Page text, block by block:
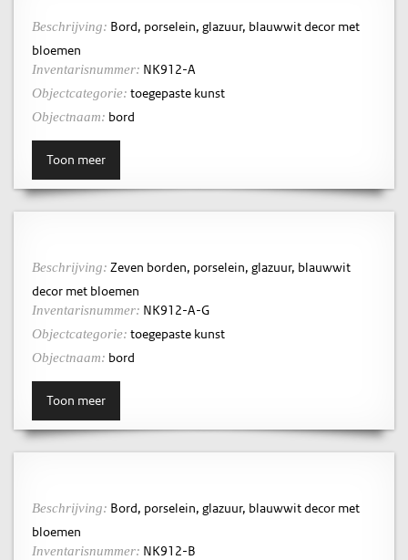
Beschrijving: Bord, porselein, glazuur, blauwwit decor met
bloemen
Inventarisnummer: NK912-A
Objectcategorie: toegepaste kunst
Objectnaam: bord
Toon meer
Beschrijving: Zeven borden, porselein, glazuur, blauwwit
decor met bloemen
Inventarisnummer: NK912-A-G
Objectcategorie: toegepaste kunst
Objectnaam: bord
Toon meer
Beschrijving: Bord, porselein, glazuur, blauwwit decor met
bloemen
Inventarisnummer: NK912-B